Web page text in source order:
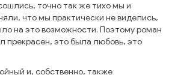
точно так же тихо мы и
что мы практически не виделись,
на это возможности. Поэтому роман
прекрасен, это была любовь, это
и, собственно, также